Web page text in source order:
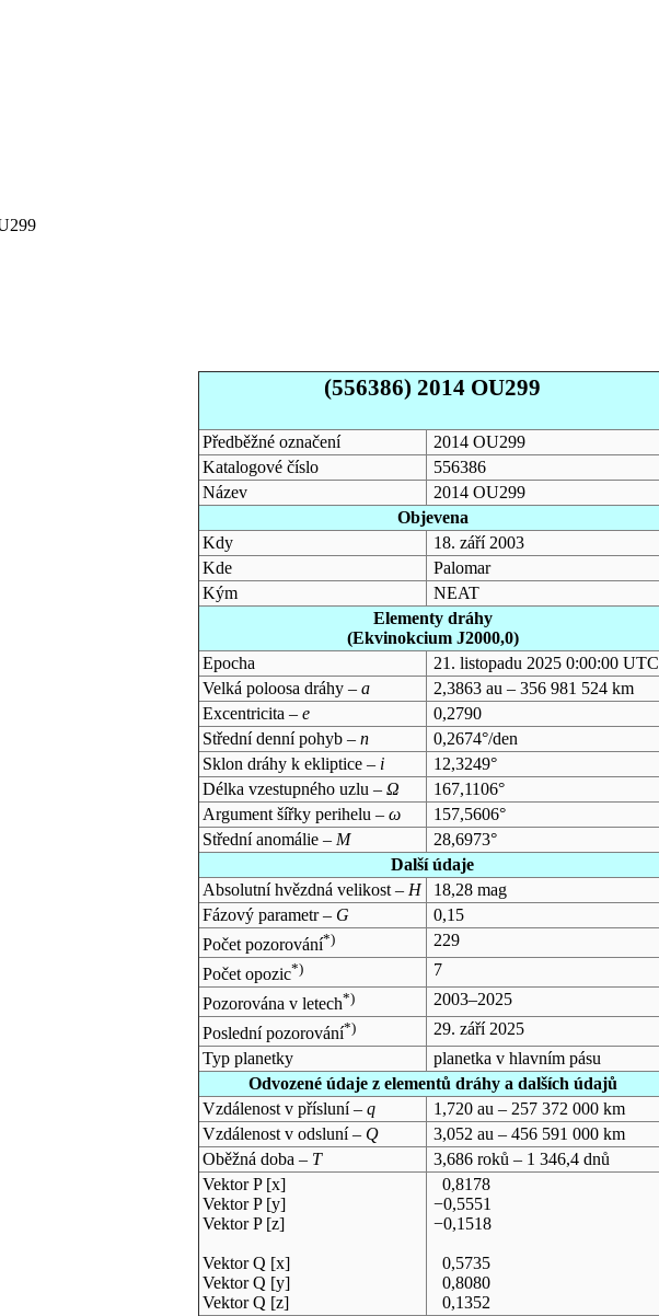
(556386) 2014 OU299
Předběžné označení
2014 OU299
Katalogové číslo
556386
Název
2014 OU299
Objevena
Kdy
18. září 2003
Kde
Palomar
Kým
NEAT
Elementy dráhy
(Ekvinokcium J2000,0)
Epocha
21. listopadu 2025 0:00:00 UTC
Velká poloosa dráhy – a
2,3863 au – 356 981 524 km
Excentricita – e
0,2790
Střední denní pohyb – n
0,2674°/den
Sklon dráhy k ekliptice – i
12,3249°
Délka vzestupného uzlu – Ω
167,1106°
Argument šířky perihelu – ω
157,5606°
Střední anomálie – M
28,6973°
Další údaje
Absolutní hvězdná velikost – H
18,28 mag
Fázový parametr – G
0,15
Počet pozorování*)
229
Počet opozic*)
7
Pozorována v letech*)
2003–2025
Poslední pozorování*)
29. září 2025
Typ planetky
planetka v hlavním pásu
Odvozené údaje z elementů dráhy a dalších údajů
Vzdálenost v přísluní – q
1,720 au – 257 372 000 km
Vzdálenost v odsluní – Q
3,052 au – 456 591 000 km
Oběžná doba – T
3,686 roků – 1 346,4 dnů
Vektor P [x]
Vektor P [y]
Vektor P [z]
Vektor Q [x]
Vektor Q [y]
Vektor Q [z]
0,8178
−0,5551
−0,1518
0,5735
0,8080
0,1352